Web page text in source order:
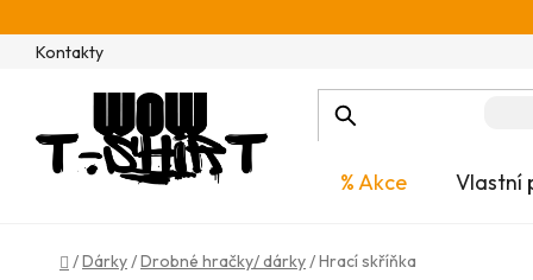
na
obsahKontakty
% Akce Vlastní
Domů
/Dárky/Drobné hračky/ dárky/Hrací skříňka